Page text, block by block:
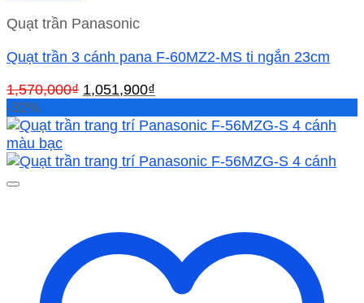
Quạt trần Panasonic
Quạt trần 3 cánh pana F-60MZ2-MS ti ngắn 23cm
1,570,000₫ Giá
là:
1,051,900₫
tại
1,051,900₫.
-32%